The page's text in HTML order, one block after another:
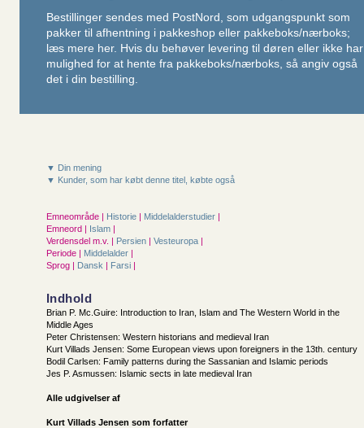
Bestillinger sendes med PostNord, som udgangspunkt som
pakker til afhentning i pakkeshop eller pakkeboks/nærboks;
læs mere her. Hvis du behøver levering til døren eller ikke har
mulighed for at hente fra pakkeboks/nærboks, så angiv også
det i din bestilling.
▼ Din mening
▼ Kunder, som har købt denne titel, købte også
Emneområde | Historie | Middelalderstudier |
Emneord | Islam |
Verdensdel m.v. | Persien | Vesteuropa |
Periode | Middelalder |
Sprog | Dansk | Farsi |
Indhold
Brian P. Mc.Guire: Introduction to Iran, Islam and The Western World in the
Middle Ages
Peter Christensen: Western historians and medieval Iran
Kurt Villads Jensen: Some European views upon foreigners in the 13th. century
Bodil Carlsen: Family patterns during the Sassanian and Islamic periods
Jes P. Asmussen: Islamic sects in late medieval Iran
Alle udgivelser af
Kurt Villads Jensen som forfatter